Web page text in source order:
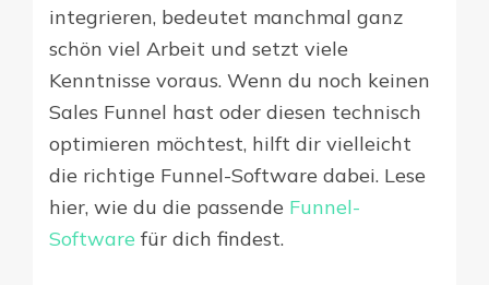
integrieren, bedeutet manchmal ganz
schön viel Arbeit und setzt viele
Kenntnisse voraus. Wenn du noch keinen
Sales Funnel hast oder diesen technisch
optimieren möchtest, hilft dir vielleicht
die richtige Funnel-Software dabei. Lese
hier, wie du die passende Funnel-
Software für dich findest.